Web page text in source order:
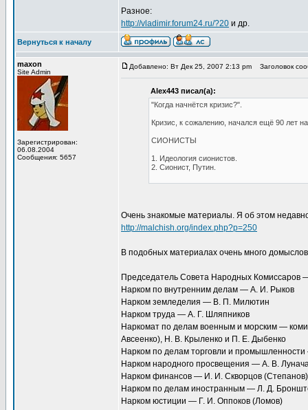
Разное:
http://vladimir.forum24.ru/?20 и др.
Вернуться к началу
maxon
Site Admin
Зарегистрирован:
06.08.2004
Сообщения: 5657
Добавлено: Вт Дек 25, 2007 2:13 pm Заголовок
Alex443 писал(а):
"Когда начнётся кризис?".
Кризис, к сожалению, начался ещё 90 лет
СИОНИСТЫ
1. Идеология сионистов.
2. Сионист, Путин.
Очень знакомые материалы. Я об этом
http://malchish.org/index.php?p=250
В подобных материалах очень много
Председатель Совета Народных Комиссаров
Нарком по внутренним делам — А. И. Рыков
Нарком земледелия — В. П. Милютин
Нарком труда — А. Г. Шляпников
Наркомат по делам военным и морским —
Авсеенко), Н. В. Крыленко и П. Е. Дыбенко
Нарком по делам торговли и
Нарком народного просвещения — А. В.
Нарком финансов — И. И. Скворцов (Степанов)
Нарком по делам иностранным — Л. Д.
Нарком юстиции — Г. И. Оппоков (Ломов)